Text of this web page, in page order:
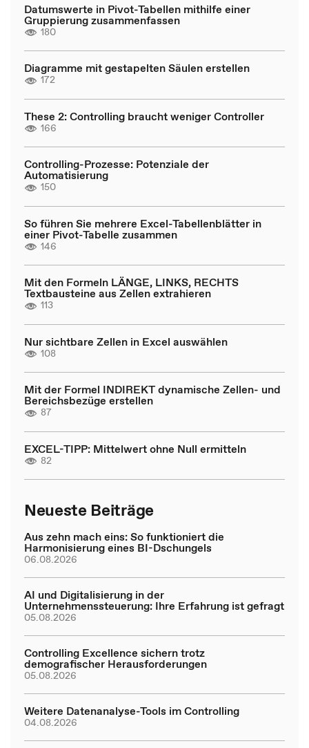
Datumswerte in Pivot-Tabellen mithilfe einer
Gruppierung zusammenfassen
180
Diagramme mit gestapelten Säulen erstellen
172
These 2: Controlling braucht weniger Controller
166
Controlling-Prozesse: Potenziale der
Automatisierung
150
So führen Sie mehrere Excel-Tabellenblätter in
einer Pivot-Tabelle zusammen
146
Mit den Formeln LÄNGE, LINKS, RECHTS
Textbausteine aus Zellen extrahieren
113
Nur sichtbare Zellen in Excel auswählen
108
Mit der Formel INDIREKT dynamische Zellen- und
Bereichsbezüge erstellen
87
EXCEL-TIPP: Mittelwert ohne Null ermitteln
82
Neueste Beiträge
Aus zehn mach eins: So funktioniert die
Harmonisierung eines BI-Dschungels
06.08.2026
AI und Digitalisierung in der
Unternehmenssteuerung: Ihre Erfahrung ist gefragt
05.08.2026
Controlling Excellence sichern trotz
demografischer Herausforderungen
05.08.2026
Weitere Datenanalyse-Tools im Controlling
04.08.2026